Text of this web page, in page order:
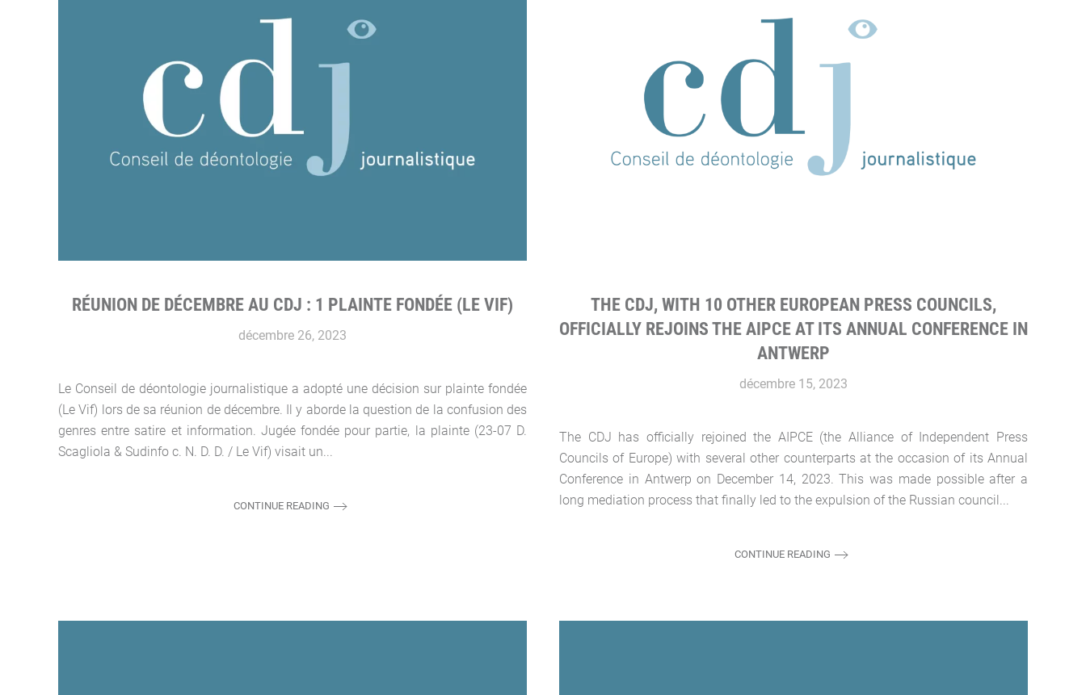
RÉUNION DE DÉCEMBRE AU CDJ : 1 PLAINTE FONDÉE (LE VIF)
décembre 26, 2023
Le Conseil de déontologie journalistique a adopté une décision sur plainte fondée
(Le Vif) lors de sa réunion de décembre. Il y aborde la question de la confusion des
genres entre satire et information. Jugée fondée pour partie, la plainte (23-07 D.
Scagliola & Sudinfo c. N. D. D. / Le Vif) visait un...
CONTINUE READING
THE CDJ, WITH 10 OTHER EUROPEAN PRESS COUNCILS,
OFFICIALLY REJOINS THE AIPCE AT ITS ANNUAL CONFERENCE IN
ANTWERP
décembre 15, 2023
The CDJ has officially rejoined the AIPCE (the Alliance of Independent Press
Councils of Europe) with several other counterparts at the occasion of its Annual
Conference in Antwerp on December 14, 2023. This was made possible after a
long mediation process that finally led to the expulsion of the Russian council...
CONTINUE READING